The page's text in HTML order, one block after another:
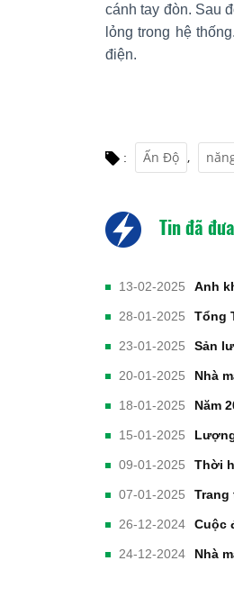
cánh tay đòn. Sau
lỏng trong hệ
điện.
: Ấn Độ ,
Tin đã đưa
13-02-2025 Anh
28-01-2025 Tổng
23-01-2025 Sản
20-01-2025 Nhà
18-01-2025 Năm
15-01-2025
09-01-2025 Thời
07-01-2025 Trang
26-12-2024 Cuộc
24-12-2024 Nhà